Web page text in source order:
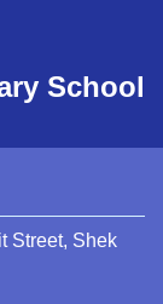
School
Street, Shek